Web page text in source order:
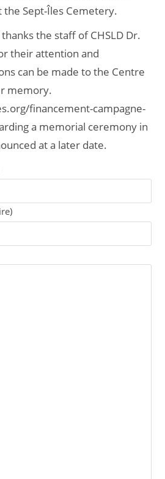
the Sept-Îles Cemetery.
the staff of CHSLD Dr.
their attention and
can be made to the Centre
memory.
financement-campagne-
a memorial ceremony in
at a later date.